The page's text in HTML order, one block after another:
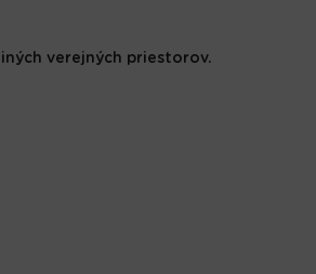
verejných priestorov.